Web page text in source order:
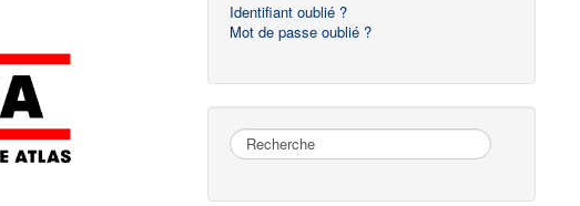
Identifiant oublié ?
Mot de passe oublié ?
Rechercher